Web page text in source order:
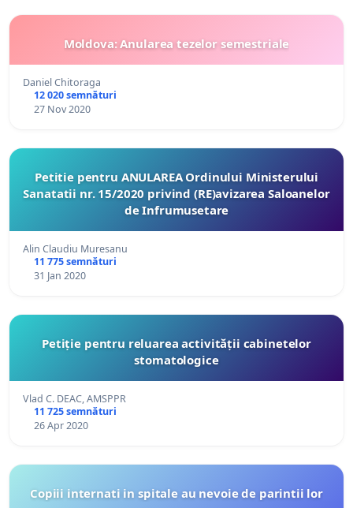
Moldova: Anularea tezelor semestriale
Daniel Chitoraga
12 020 semnături
27 Nov 2020
Petitie pentru ANULAREA Ordinului Ministerului
Sanatatii nr. 15/2020 privind (RE)avizarea Saloanelor
de Infrumusetare
Alin Claudiu Muresanu
11 775 semnături
31 Jan 2020
Petiție pentru reluarea activității cabinetelor
stomatologice
Vlad C. DEAC, AMSPPR
11 725 semnături
26 Apr 2020
Copiii internati in spitale au nevoie de parintii lor